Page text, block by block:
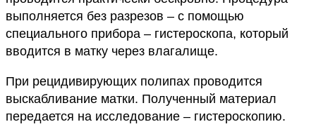
выполняется без разрезов – с помощью
специального прибора – гистероскопа, который
вводится в матку через влагалище.
При рецидивирующих полипах проводится
выскабливание матки. Полученный материал
передается на исследование – гистероскопию.